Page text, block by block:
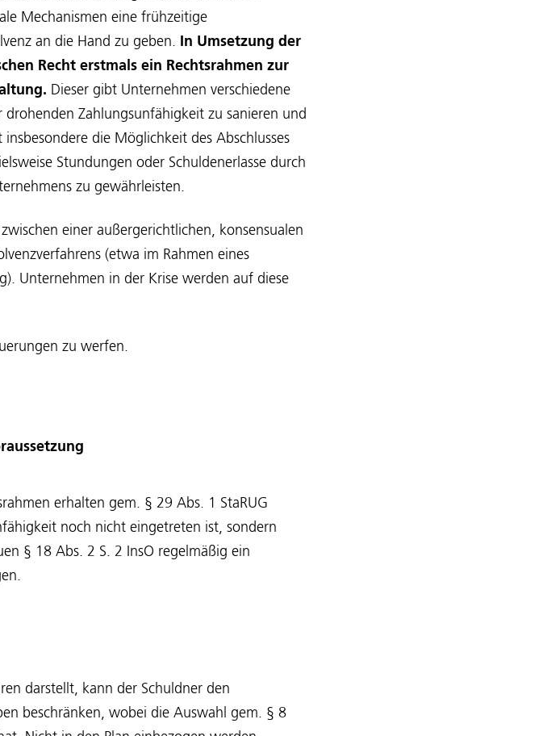
Mechanismen eine frühzeitige
an die Hand zu geben.
In Umsetzung der
Recht erstmals ein Rechtsrahmen zur
Dieser gibt Unternehmen verschiedene
drohenden Zahlungsunfähigkeit zu sanieren und
die Möglichkeit des Abschlusses
Stundungen oder Schuldenerlasse durch
zu gewährleisten.
einer außergerichtlichen, konsensualen
(etwa im Rahmen eines
Unternehmen in der Krise werden auf diese
zu werfen.
erhalten gem. § 29 Abs. 1 StaRUG
noch nicht eingetreten ist, sondern
§ 18 Abs. 2 S. 2 InsO regelmäßig ein
darstellt, kann der Schuldner den
beschränken, wobei die Auswahl gem. § 8